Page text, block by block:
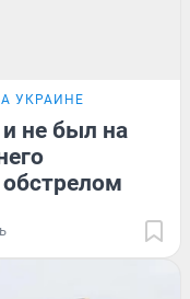
УКРАИНЕ
не был на